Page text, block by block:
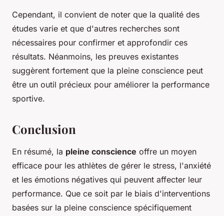
Cependant, il convient de noter que la qualité des
études varie et que d'autres recherches sont
nécessaires pour confirmer et approfondir ces
résultats. Néanmoins, les preuves existantes
suggèrent fortement que la pleine conscience peut
être un outil précieux pour améliorer la performance
sportive.
Conclusion
En résumé, la pleine conscience offre un moyen
efficace pour les athlètes de gérer le stress, l'anxiété
et les émotions négatives qui peuvent affecter leur
performance. Que ce soit par le biais d'interventions
basées sur la pleine conscience spécifiquement